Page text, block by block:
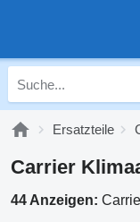
Ersatzteile
Carrier
44 Anzeigen: